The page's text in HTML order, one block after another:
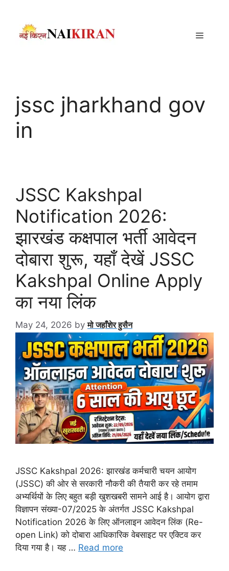
content
Menu
jssc jharkhand gov
in
JSSC Kakshpal
Notification 2026:
झारखंड कक्षपाल भर्ती आवेदन
दोबारा शुरू, यहाँ देखें JSSC
Kakshpal Online Apply
का नया लिंक
May 24, 2026 byमो जहाँशेर हुसैन
JSSC Kakshpal 2026: झारखंड कर्मचारी चयन आयोग
(JSSC) की ओर से सरकारी नौकरी की तैयारी कर रहे तमाम
अभ्यर्थियों के लिए बहुत बड़ी खुशखबरी सामने आई है। आयोग द्वारा
विज्ञापन संख्या-07/2025 के अंतर्गत JSSC Kakshpal
Notification 2026 के लिए ऑनलाइन आवेदन लिंक (Re-
open Link) को दोबारा आधिकारिक वेबसाइट पर एक्टिव कर
दिया गया है। यह … Read more